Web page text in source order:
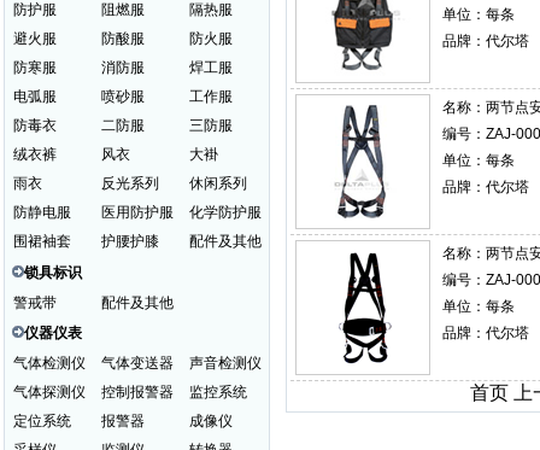
防护服
阻燃服
隔热服
避火服
防酸服
防火服
防寒服
消防服
焊工服
电弧服
喷砂服
工作服
防毒衣
二防服
三防服
绒衣裤
风衣
大褂
雨衣
反光系列
休闲系列
防静电服
医用防护服
化学防护服
围裙袖套
护腰护膝
配件及其他
锁具标识
警戒带
配件及其他
仪器仪表
气体检测仪
气体变送器
声音检测仪
气体探测仪
控制报警器
监控系统
定位系统
报警器
成像仪
单位：每条
品牌：代尔塔
名称： 两节点
编号：ZAJ-
单位：每条
品牌：代尔塔
名称： 两节点
编号：ZAJ-
单位：每条
品牌：代尔塔
首页 上